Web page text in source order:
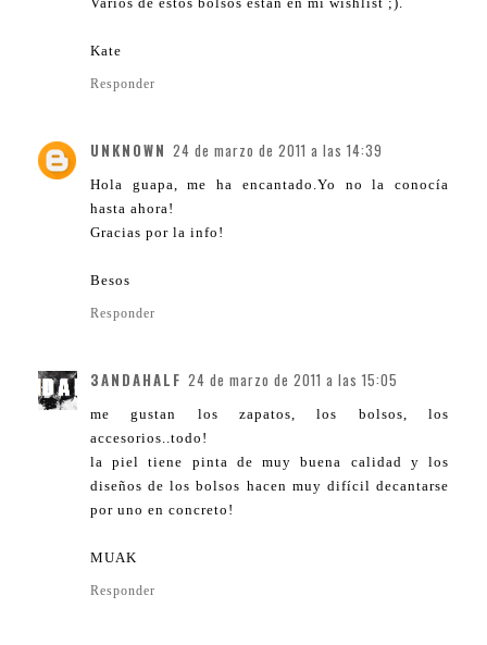
Kate
Responder
UNKNOWN 24 de marzo de 2011 a las 14:39
Hola guapa, me ha encantado.Yo no la conocía
hasta ahora!
Gracias por la info!
Besos
Responder
3ANDAHALF 24 de marzo de 2011 a las 15:05
me gustan los zapatos, los bolsos, los
accesorios..todo!
la piel tiene pinta de muy buena calidad y los
diseños de los bolsos hacen muy difícil decantarse
por uno en concreto!
MUAK
Responder